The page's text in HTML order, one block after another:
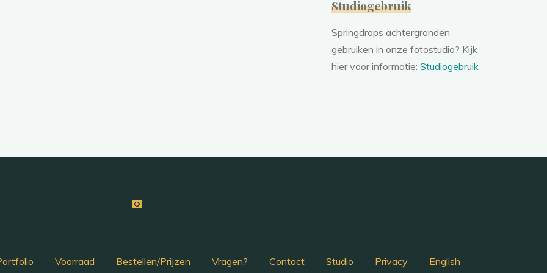
Studiogebruik
Springdrops achtergronden
gebruiken in onze fotostudio? Kijk
hier voor informatie:Studiogebruik
Voorraad Bestellen/Prijzen Vragen? Contact Studio Privacy English